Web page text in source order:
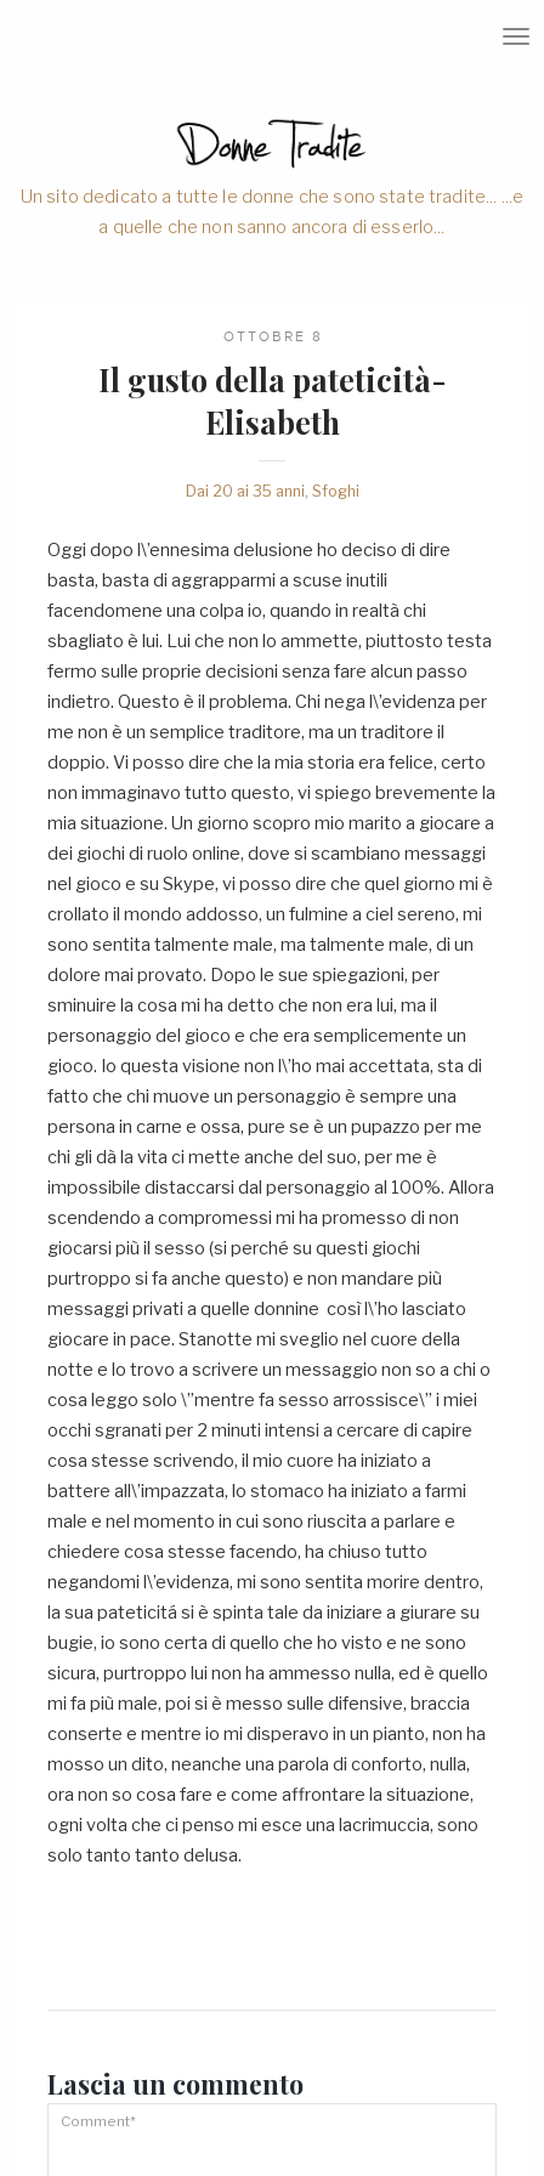
T
V
Un sito dedicato a tutte le donne che sono state tradite... ...e
a quelle che non sanno ancora di esserlo...
OTTOBRE 8
Il gusto della pateticità-
Elisabeth
Dai 20 ai 35 anni, Sfoghi
Oggi dopo l\’ennesima delusione ho deciso di dire
basta, basta di aggrapparmi a scuse inutili
facendomene una colpa io, quando in realtà chi
sbagliato è lui. Lui che non lo ammette, piuttosto testa
fermo sulle proprie decisioni senza fare alcun passo
indietro. Questo è il problema. Chi nega l\’evidenza per
me non è un semplice traditore, ma un traditore il
doppio. Vi posso dire che la mia storia era felice, certo
non immaginavo tutto questo, vi spiego brevemente la
mia situazione. Un giorno scopro mio marito a giocare a
dei giochi di ruolo online, dove si scambiano messaggi
nel gioco e su Skype, vi posso dire che quel giorno mi è
crollato il mondo addosso, un fulmine a ciel sereno, mi
sono sentita talmente male, ma talmente male, di un
dolore mai provato. Dopo le sue spiegazioni, per
sminuire la cosa mi ha detto che non era lui, ma il
personaggio del gioco e che era semplicemente un
gioco. Io questa visione non l\’ho mai accettata, sta di
fatto che chi muove un personaggio è sempre una
persona in carne e ossa, pure se è un pupazzo per me
chi gli dà la vita ci mette anche del suo, per me è
impossibile distaccarsi dal personaggio al 100%. Allora
scendendo a compromessi mi ha promesso di non
giocarsi più il sesso (si perché su questi giochi
purtroppo si fa anche questo) e non mandare più
messaggi privati a quelle donnine così l\’ho lasciato
giocare in pace. Stanotte mi sveglio nel cuore della
notte e lo trovo a scrivere un messaggio non so a chi o
cosa leggo solo \”mentre fa sesso arrossisce\” i miei
occhi sgranati per 2 minuti intensi a cercare di capire
cosa stesse scrivendo, il mio cuore ha iniziato a
battere all\’impazzata, lo stomaco ha iniziato a farmi
male e nel momento in cui sono riuscita a parlare e
chiedere cosa stesse facendo, ha chiuso tutto
negandomi l\’evidenza, mi sono sentita morire dentro,
la sua pateticitá si è spinta tale da iniziare a giurare su
bugie, io sono certa di quello che ho visto e ne sono
sicura, purtroppo lui non ha ammesso nulla, ed è quello
mi fa più male, poi si è messo sulle difensive, braccia
conserte e mentre io mi disperavo in un pianto, non ha
mosso un dito, neanche una parola di conforto, nulla,
ora non so cosa fare e come affrontare la situazione,
ogni volta che ci penso mi esce una lacrimuccia, sono
solo tanto tanto delusa.
Lascia un commento